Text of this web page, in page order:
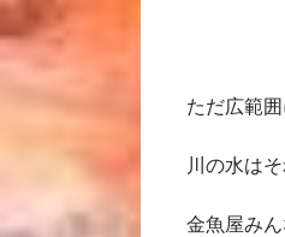
ただ広範
川の水は
金魚屋み